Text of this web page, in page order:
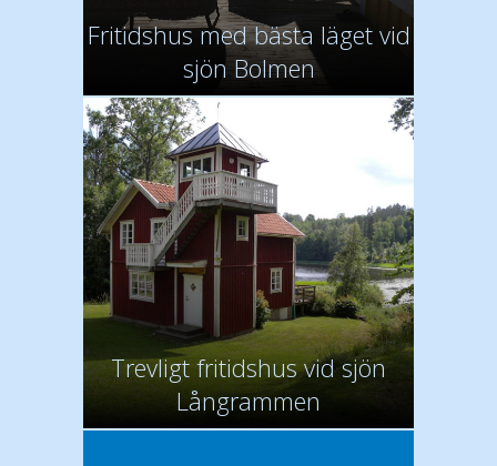
Fritidshus med bästa läget vid
sjön Bolmen
Trevligt fritidshus vid sjön
Långrammen